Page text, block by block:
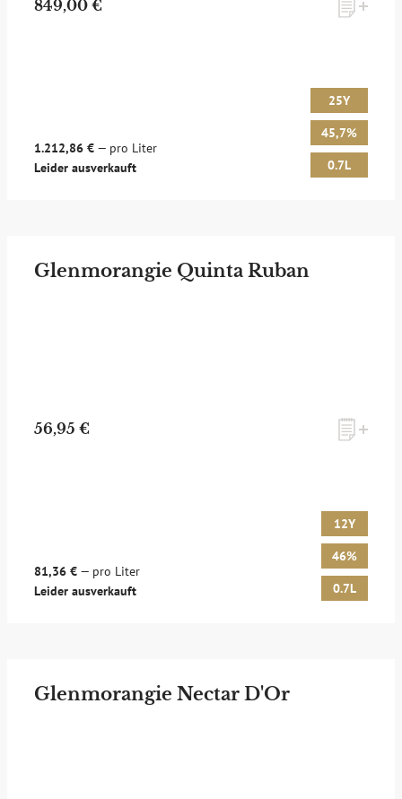
849,00 €
1.212,86 € — pro Liter
Leider ausverkauft
25Y
45,7%
0.7L
Glenmorangie Quinta Ruban
56,95 €
81,36 € — pro Liter
Leider ausverkauft
12Y
46%
0.7L
Glenmorangie Nectar D'Or